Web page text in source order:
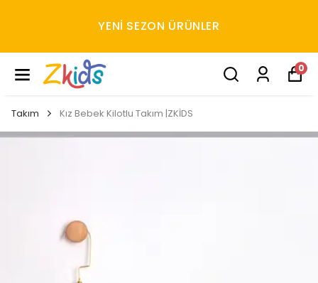
YENI SEZON ÜRÜNLER
0
Takım Kız Bebek Kilotlu Takım |ZKİDS